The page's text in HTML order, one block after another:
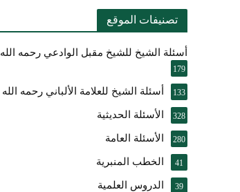
تصنيفات الموقع
أسئلة الشيخ للشيخ مقبل الوادعي رحمه الله
179
أسئلة الشيخ للعلامة الألباني رحمه الله 133
الأسئلة الحديثية 328
الأسئلة العامة 280
الخطب المنبرية 41
الدروس العلمية 39